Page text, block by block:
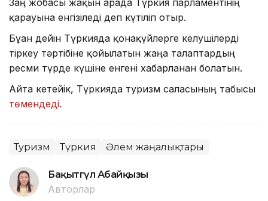
Заң жобасы жақын арада Түркия парламентінің
қарауына енгізіледі деп күтіліп отыр.
Бұған дейін Түркияда қонақүйлерге келушілерді
тіркеу тәртібіне қойылатын жаңа талаптардың
ресми түрде күшіне енгені хабарланған болатын.
Айта кетейік, Түркияда туризм саласының табысы
төмендеді.
Туризм Түркия Әлем жаңалықтары
Бақытгүл Абайқызы
Авторлар